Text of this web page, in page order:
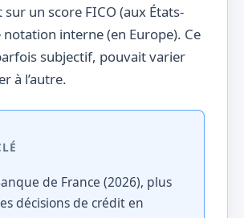
sur un score FICO (aux États-
notation interne (en Europe). Ce
subjectif, pouvait varier
à l’autre.
de France (2026), plus
décisions de crédit en